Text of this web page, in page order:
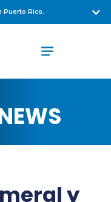
Puerto Rico.
y